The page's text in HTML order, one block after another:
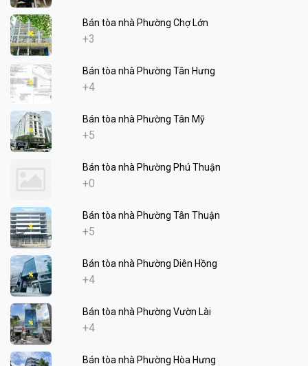
Bán tòa nhà Phường Chợ Lớn
+3
Bán tòa nhà Phường Tân Hưng
+4
Bán tòa nhà Phường Tân Mỹ
+5
Bán tòa nhà Phường Phú Thuận
+0
Bán tòa nhà Phường Tân Thuận
+5
Bán tòa nhà Phường Diên Hồng
+4
Bán tòa nhà Phường Vườn Lài
+4
Bán tòa nhà Phường Hòa Hưng